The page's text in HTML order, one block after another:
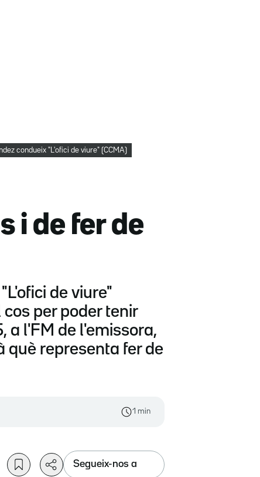
condueix "L'ofici de viure" (CCMA)
i de fer de
de viure"
per poder tenir
a l'FM de l'emissora,
què representa fer de
1 min
Segueix-nos a